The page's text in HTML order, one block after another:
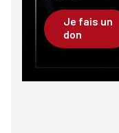
Je fais un
don